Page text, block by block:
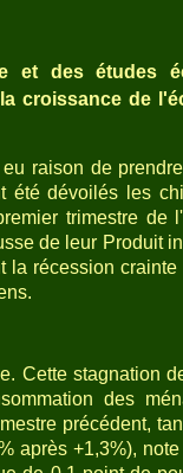
et des études
croissance de
raison de
été dévoilés les
trimestre de
de leur Produit
la récession
Cette stagnation
des
précédent,
après +1,3%),